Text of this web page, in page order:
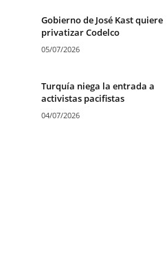
Gobierno de José Kast quiere
privatizar Codelco
05/07/2026
Turquía niega la entrada a
activistas pacifistas
04/07/2026